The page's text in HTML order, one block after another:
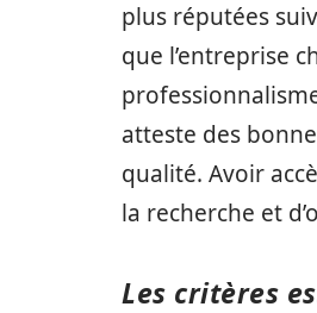
plus réputées
que l’entreprise
atteste des
qualité. Avoir
la recherche et
Les critères